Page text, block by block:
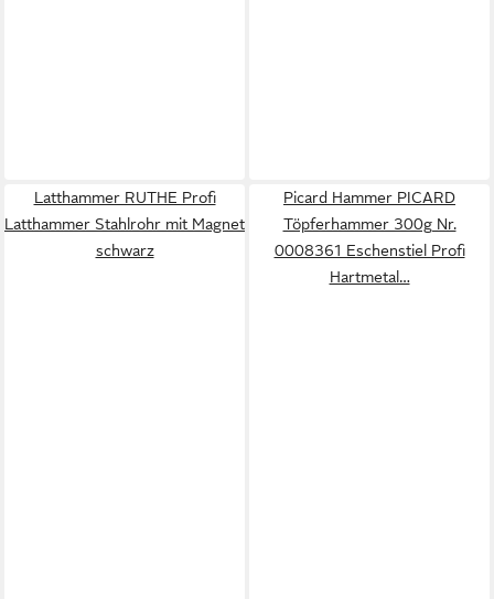
Latthammer RUTHE Profi
Latthammer Stahlrohr mit Magnet
schwarz
Picard Hammer PICARD
Töpferhammer 300g Nr.
0008361 Eschenstiel Profi
Hartmetal…